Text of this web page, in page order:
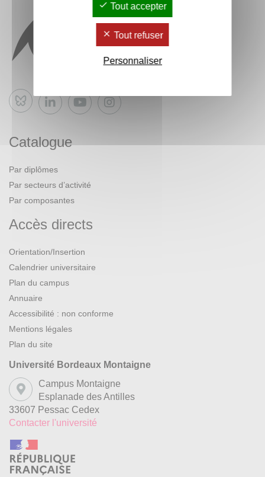
Bluesky
Catalogue
Par diplômes
Par secteurs d’activité
Par composantes
Accès directs
Orientation/Insertion
Calendrier universitaire
Plan du campus
Annuaire
Accessibilité : non conforme
Mentions légales
Plan du site
Université Bordeaux Montaigne
Campus Montaigne
Esplanade des Antilles
33607 Pessac Cedex
Contacter l'université
Tout accepter
Tout refuser
Personnaliser